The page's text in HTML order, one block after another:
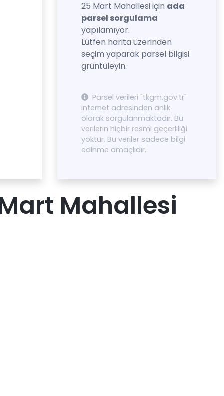
25 Mart Mahallesi için ada
parsel sorgulama
yapılamıyor.
Lütfen harita üzerinden
seçim yaparak parsel bilgisi
grüntüleyin.
Parsel verileri "tkgm.gov.tr"
internet adresinden anlık
olarak sorgulanmaktadır. Bu
verilerin hiçbir resmi geçerliliği
yoktur. Bu veriler sadece bilgi
edinme amaçlıdır.
Mahallesi